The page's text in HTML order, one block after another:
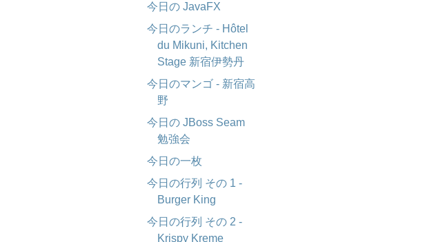
今日の JavaFX
今日のランチ - Hôtel
du Mikuni, Kitchen
Stage 新宿伊勢丹
今日のマンゴ - 新宿高
野
今日の JBoss Seam
勉強会
今日の一枚
今日の行列 その 1 -
Burger King
今日の行列 その 2 -
Krispy Kreme